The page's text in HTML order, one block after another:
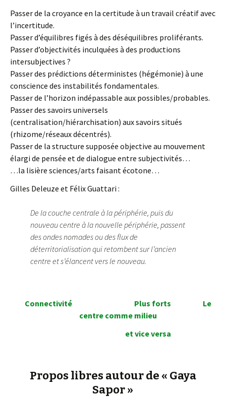
Passer de la croyance en la certitude à un travail créatif avec
l’incertitude.
Passer d’équilibres figés à des déséquilibres proliférants.
Passer d’objectivités inculquées à des productions
intersubjectives ?
Passer des prédictions déterministes (hégémonie) à une
conscience des instabilités fondamentales.
Passer de l’horizon indépassable aux possibles/probables.
Passer des savoirs universels
(centralisation/hiérarchisation) aux savoirs situés
(rhizome/réseaux décentrés).
Passer de la structure supposée objective au mouvement
élargi de pensée et de dialogue entre subjectivités…
…la lisière sciences/arts faisant écotone…
Gilles Deleuze et Félix Guattari :
De la couche centrale à la périphérie, puis du
nouveau centre à la nouvelle périphérie, passent
des ondes nomades ou des flux de
déterritorialisation qui retombent sur l’ancien
centre et s’élancent vers le nouveau.
Connectivité Plus forts
Le
centre comme milieu
et vice versa
Propos libres autour de « Gaya
Sapor »